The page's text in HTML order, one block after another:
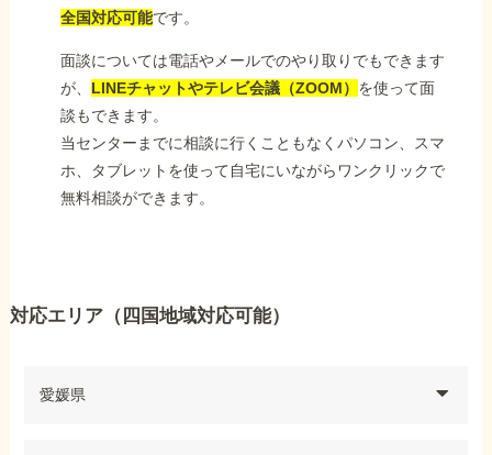
全国対応可能です。
面談については電話やメールでのやり取りでもできます
が、 LINEチャットやテレビ会議（ZOOM） を使って面
談もできます。
当センターまでに相談に行くこともなくパソコン、スマ
ホ、タブレットを使って自宅にいながらワンクリックで
無料相談ができます。
対応エリア（四国地域対応可能）
愛媛県